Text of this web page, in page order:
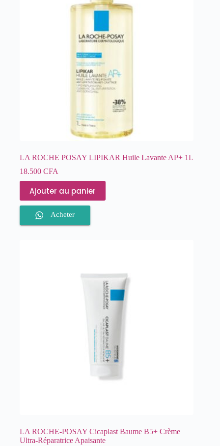
LA ROCHE POSAY LIPIKAR Huile Lavante AP+ 1L
18.500 CFA
Ajouter au panier
Acheter
LA ROCHE-POSAY Cicaplast Baume B5+ Crème
Ultra-Réparatrice Apaisante